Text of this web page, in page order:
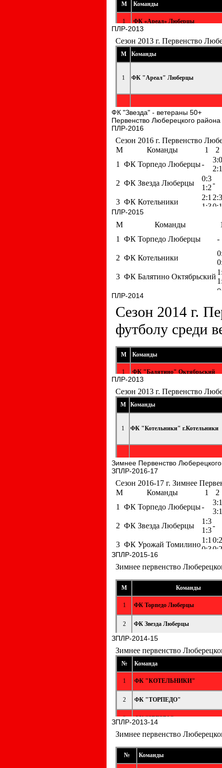
ПЛР-2013
ФК "Звезда" - ветераны 50+
Первенство Люберецкого района
ПЛР-2016
ПЛР-2015
ПЛР-2014
ПЛР-2013
Зимнее Первенство
ЗПЛР-2016-17
ЗПЛР-2015-16
ЗПЛР-2014-15
ЗПЛР-2013-14